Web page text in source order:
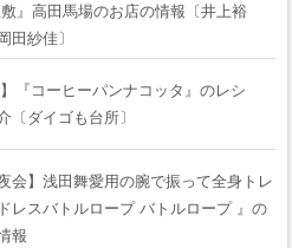
』高田馬場のお店の情報〔井上裕
田紗佳〕
】『コーヒーパンナコッタ』のレシ
〔ダイゴも台所〕
会】浅田舞愛用の腕で振って全身トレ
レスバトルロープ バトルロープ 』の
報